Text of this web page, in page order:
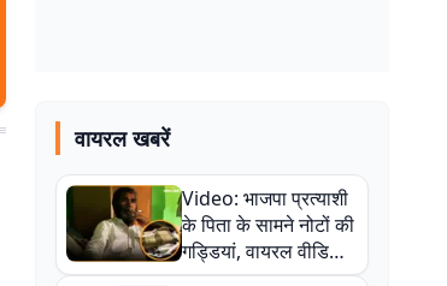
वायरल खबरें
Video: भाजपा प्रत्याशी
के पिता के सामने नोटों की
गड्डियां, वायरल वीडियो
से राजनीति में उबाल,